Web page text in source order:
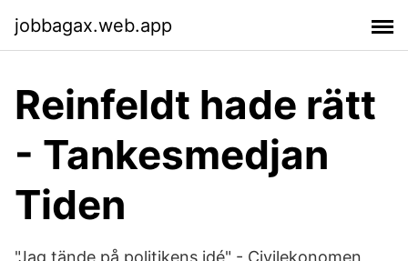
jobbagax.web.app
Reinfeldt hade rätt
- Tankesmedjan
Tiden
"Jag tände på politikens idé" - Civilekonomen